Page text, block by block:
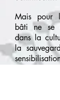
Mais pour
bâti ne se
dans la
la